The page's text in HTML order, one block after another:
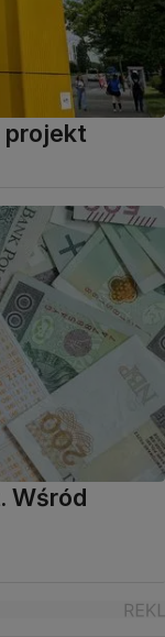
projekt
Wśród